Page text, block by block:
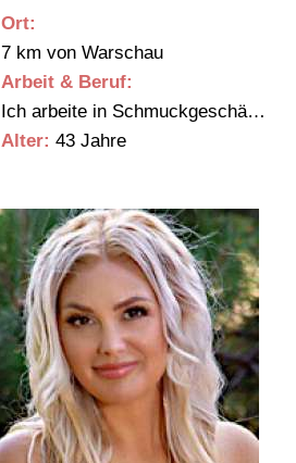
Ort:
7 km von Warschau
Arbeit & Beruf:
Ich arbeite in Schmuckgeschä…
Alter: 43 Jahre